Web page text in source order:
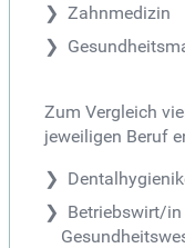
Zahnmedizin
Zum Vergleich
jeweiligen Beruf
Betriebswirt/